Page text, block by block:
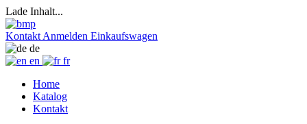
Lade Inhalt...
Kontakt Anmelden Einkaufswagen
de
en
fr
Home
Katalog
Kontakt